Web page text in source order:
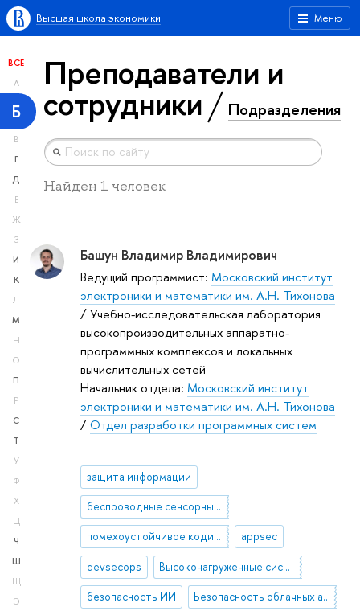
Меню
Высшая школа экономики
ВСЕ
А
Б
В
Г
Д
Е
Ж
З
И
К
Л
М
Н
О
П
Р
С
Т
У
Ф
Х
Ц
Ч
Ш
Щ
Э
Преподаватели и
сотрудники Подразделения
Найден 1 человек
Башун Владимир Владимирович
Ведущий программист: Московский институт
электроники и математики им. А.Н. Тихонова
/ Учебно-исследовательская лаборатория
высокопроизводительных аппаратно-
программных комплексов и локальных
вычислительных сетей
Начальник отдела: Московский институт
электроники и математики им. А.Н. Тихонова
/Отдел разработки программных систем
защита информации
беспроводные сенсорные сети
помехоустойчивое кодирование appsec
devsecops Высоконагруженные системы
безопасность ИИ Безопасность облачных архитектур